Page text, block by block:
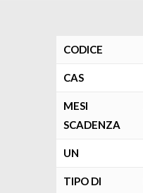
CODICE
CAS
MESI
SCADENZA
UN
TIPO DI